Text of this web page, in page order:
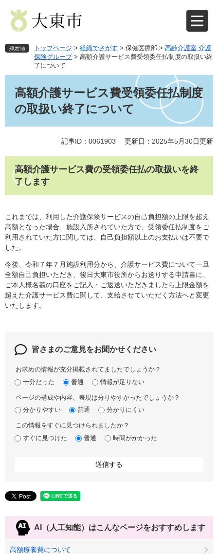
先
す
を
し
現在地 トップページ > 組織でさがす > 保健医療部 > 高齢介護室 介護
保険グループ > 高額介護サービス費受領委任払制度の取扱い終
了について
高額介護サービス費受領委任払制度
の取扱い終了について
記事ID：0061903 更新日：2025年5月30日更新
高額介護サービス費の受領委任払の取扱いを終
了します
これまでは、利用した介護保険サービスの自己負担額の上限を超え
高額となった場合、施設入所されていた方で、受領委任払制度をご
利用されていた方に関しては、自己負担額以上のお支払いは不要で
した。
今後、令和７年７月施設利用分から、介護サービス費について一旦
全額自己負担いただき、後日大東市役所からお送りする申請書に、
ご本人様名義の口座をご記入・ご返送いただきましたら上限金額を
超えた介護サービス費に関して、支給させていただく方法へと変更
いたします。
皆さまのご意見をお聞かせください
お求めの情報が充分掲載されてましたでしょうか？
十分だった
普通 情報が足りない
ページの構成や内容、表現は分りやすかったでしょうか？
分かりやすい
普通 分かりにくい
この情報をすぐに見つけられましたか？
すぐに見つけた
普通 時間がかかった
AI（人工知能）はこんなページをおすすめします
高額療養費について